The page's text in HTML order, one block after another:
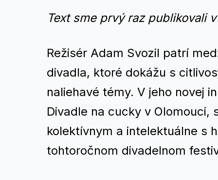
Text sme prvý raz publikovali
Režisér Adam Svozil patrí
divadla, ktoré dokážu s
naliehavé témy. V jeho novej
Divadle na cucky v Olomouci,
kolektívnym a intelektuálne s
tohtoročnom divadelnom